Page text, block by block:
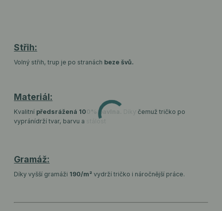
Střih:
Volný střih, trup je po stranách beze švů.
Materiál:
Kvalitní předsrážená 100% bavlna.
Díky čemuž tričko po
vypránídrží tvar, barvu a stálost
Gramáž:
Díky vyšší gramáži 190/m²vydrží tričko i náročnější práce.